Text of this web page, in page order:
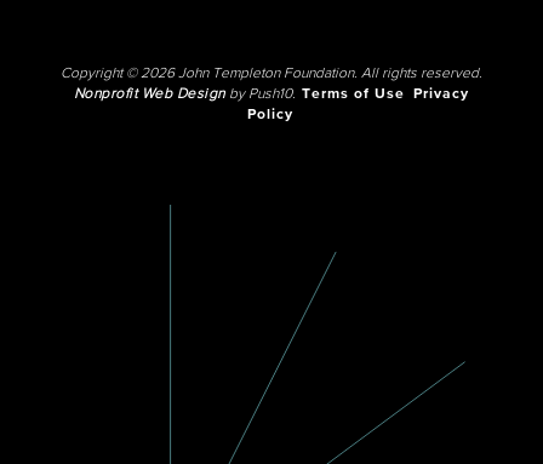
Copyright © 2026 John Templeton Foundation. All rights reserved.
Nonprofit Web Designby Push10. Terms of Use
Privacy
Policy